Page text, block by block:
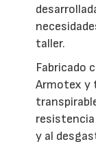
taller.
Fabricado
Armotex y
y al